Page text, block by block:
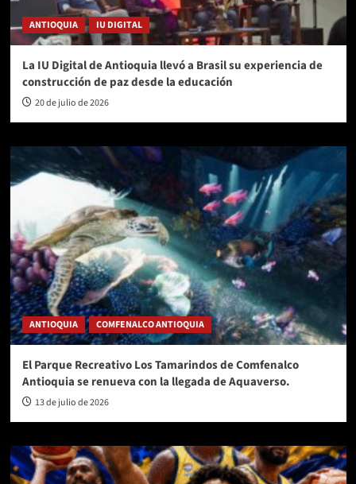
ANTIOQUIA IU DIGITAL
La IU Digital de Antioquia llevó a Brasil su experiencia de
construcción de paz desde la educación
20 de julio de 2026
ANTIOQUIA COMFENALCO ANTIOQUIA
El Parque Recreativo Los Tamarindos de Comfenalco
Antioquia se renueva con la llegada de Aquaverso.
13 de julio de 2026